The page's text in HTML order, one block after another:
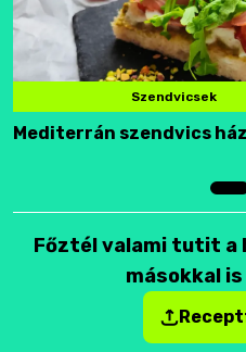
Szendvicsek
Mediterrán szendvics
Főztél valami tutit a
másokkal